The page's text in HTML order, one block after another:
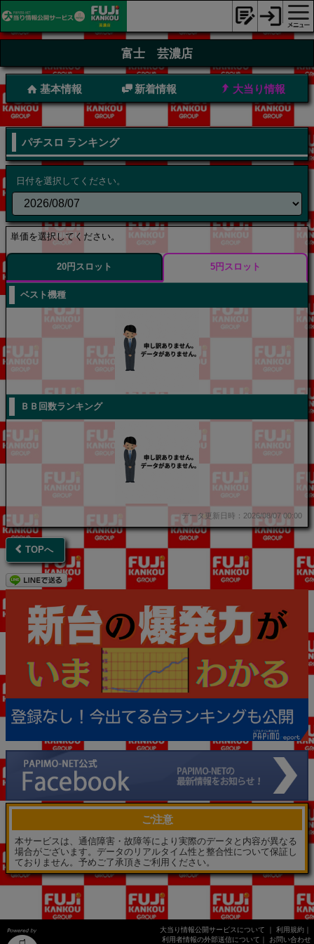
富士 芸濃店
基本情報 新着情報 大当り情報
パチスロ ランキング
日付を選択してください。
単価を選択してください。
20円スロット 5円スロット
ベスト機種
ＢＢ回数ランキング
データ更新日時：2026/08/07 00:00
TOPへ
ご注意
本サービスは、通信障害・故障等により実際のデータと内容が異なる
場合がございます。データのリアルタイム性と整合性について保証し
ておりません。予めご了承頂きご利用ください。
大当り情報公開サービスについて 利用規約
利用者情報の外部送信について
お問い合わせ